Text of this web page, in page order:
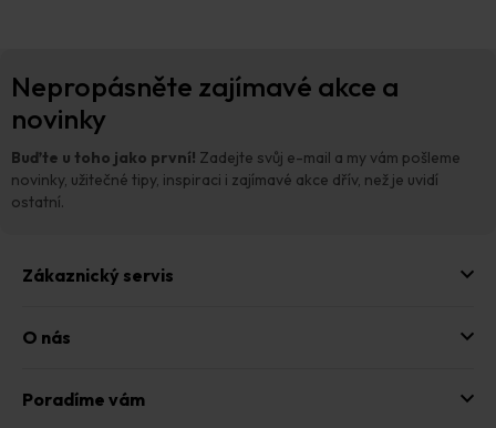
Nepropásněte zajímavé akce a
novinky
Buďte u toho jako první! Zadejte svůj e-mail a my vám pošleme
novinky, užitečné tipy, inspiraci i zajímavé akce dřív, než je uvidí
ostatní.
Zákaznický servis
O nás
Poradíme vám